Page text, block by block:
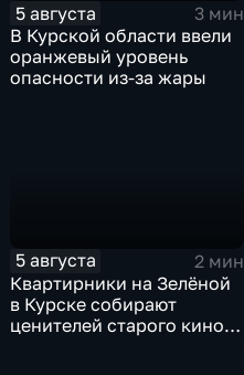
5 августа
3 мин
В Курской области ввели
оранжевый уровень
опасности из-за жары
5 августа
2 мин
Квартирники на Зелёной
в Курске собирают
ценителей старого кино